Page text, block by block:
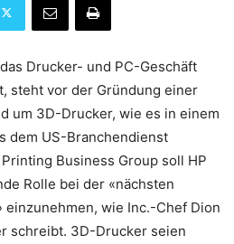
Drucker- und PC-Geschäft
steht vor der Gründung einer
um 3D-Drucker, wie es in einem
dem US-Branchendienst
Business Group soll HP
Rolle bei der «nächsten
wie Inc.-Chef Dion
schreibt. 3D-Drucker seien